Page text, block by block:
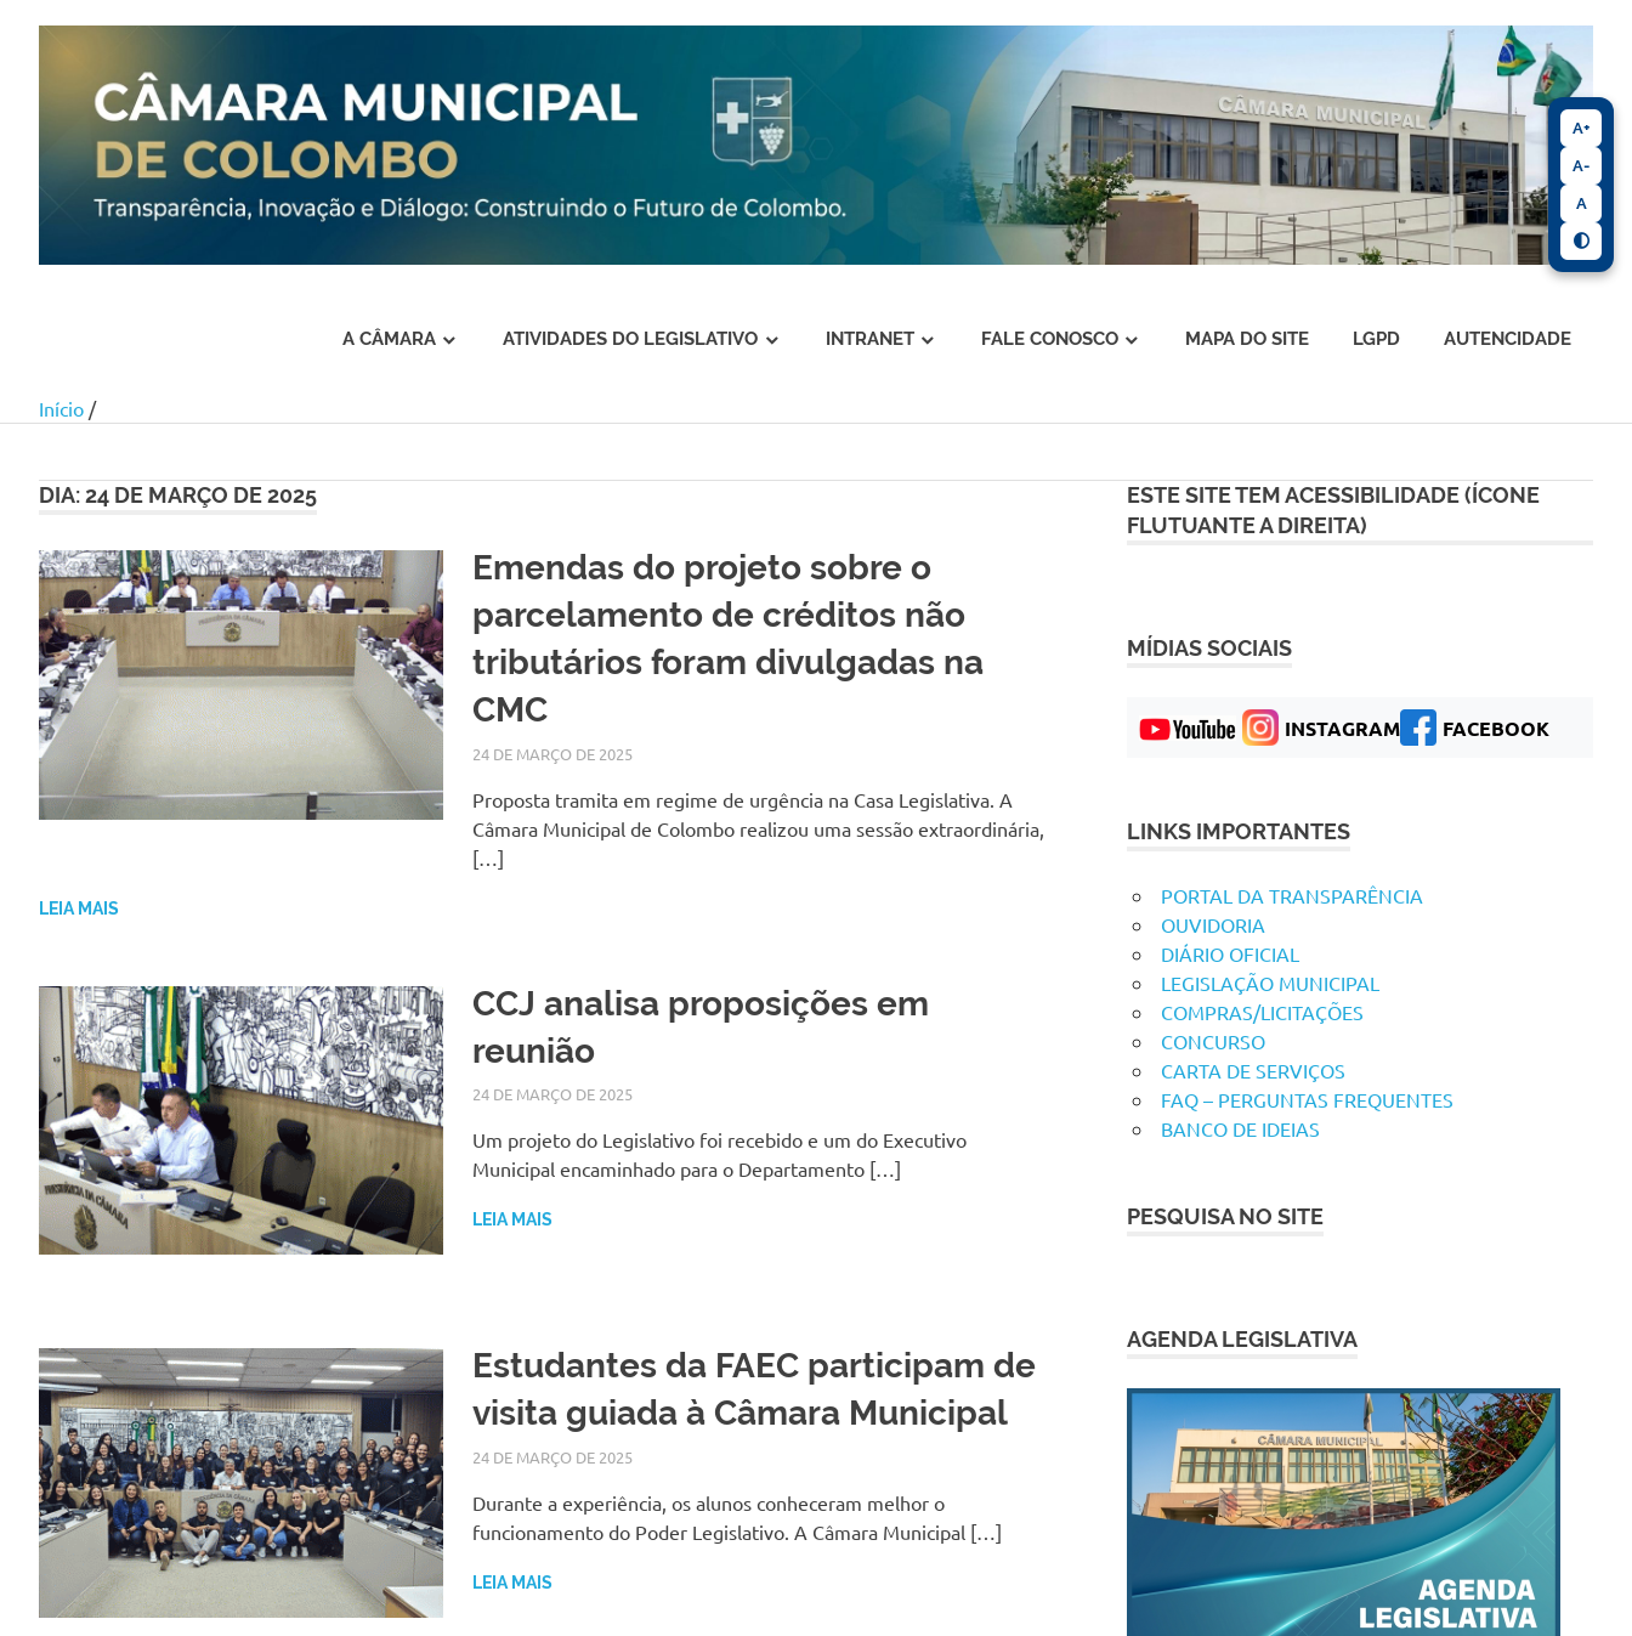
content
A CÂMARA ATIVIDADES DO LEGISLATIVO INTRANET FALE CONOSCO MAPA DO SITE LGPD AUTENCIDADE
Início /
DIA:24 DE MARÇO DE 2025
Emendas do projeto sobre o
parcelamento de créditos não
tributários foram divulgadas na
CMC
24 DE MARÇO DE 2025SILMARA
NOTÍCIAS
Proposta tramita em regime de urgência na Casa Legislativa. A
Câmara Municipal de Colombo realizou uma sessão extraordinária,
[…]
LEIA MAIS
CCJ analisa proposições em
reunião
24 DE MARÇO DE 2025SILMARA
NOTÍCIAS
Um projeto do Legislativo foi recebido e um do Executivo
Municipal encaminhado para o Departamento […]
LEIA MAIS
Estudantes da FAEC participam de
visita guiada à Câmara Municipal
24 DE MARÇO DE 2025SILMARA
NOTÍCIAS
Durante a experiência, os alunos conheceram melhor o
funcionamento do Poder Legislativo. A Câmara Municipal […]
LEIA MAIS
ESTE SITE TEM ACESSIBILIDADE (ÍCONE
FLUTUANTE A DIREITA)
MÍDIAS SOCIAIS
INSTAGRAM FACEBOOK
LINKS IMPORTANTES
PORTAL DA TRANSPARÊNCIA
OUVIDORIA
DIÁRIO OFICIAL
LEGISLAÇÃO MUNICIPAL
COMPRAS/LICITAÇÕES
CONCURSO
CARTA DE SERVIÇOS
FAQ – PERGUNTAS FREQUENTES
BANCO DE IDEIAS
PESQUISA NO SITE
AGENDA LEGISLATIVA
A+
A-
A